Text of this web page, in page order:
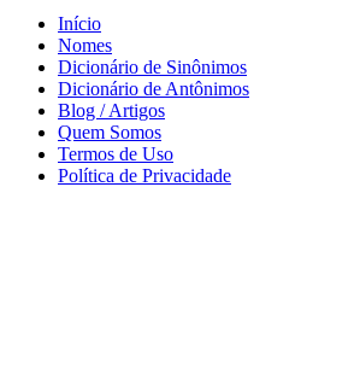
Início
Nomes
Dicionário de Sinônimos
Dicionário de Antônimos
Blog / Artigos
Quem Somos
Termos de Uso
Política de Privacidade